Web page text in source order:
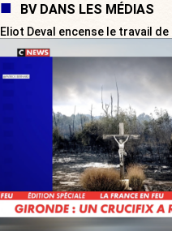
BV DANS LES MÉDIAS
Eliot Deval encense le travail de